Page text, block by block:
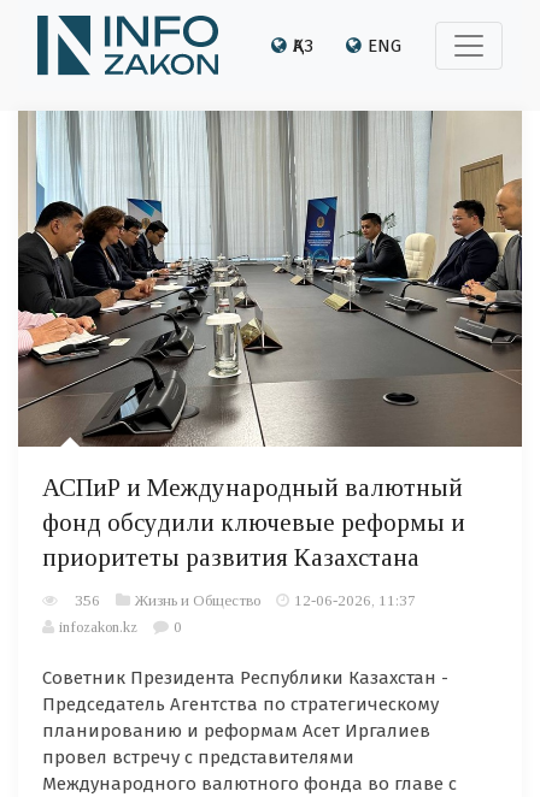
ҚАЗ ENG
АСПиР и Международный валютный
фонд обсудили ключевые реформы и
приоритеты развития Казахстана
356 Жизнь и Общество
12-06-2026, 11:37
infozakon.kz
0
Советник Президента Республики Казахстан -
Председатель Агентства по стратегическому
планированию и реформам Асет Иргалиев
провел встречу с представителями
Международного валютного фонда во главе с